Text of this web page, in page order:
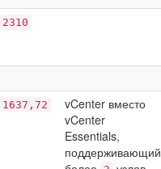
2310
1637,72
vCenter вместо
vCenter
Essentials,
поддерживающий